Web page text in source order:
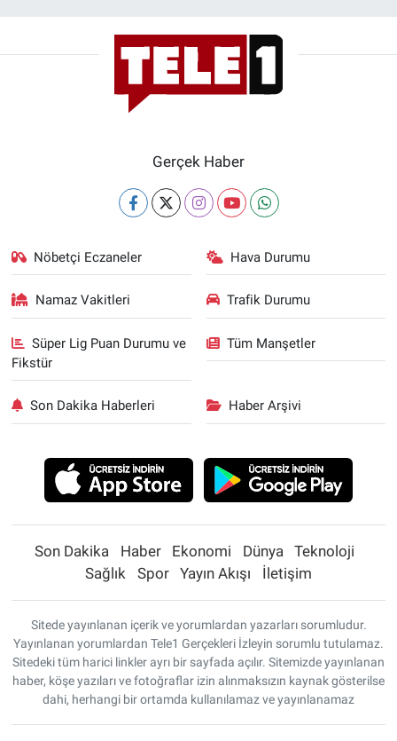
Gerçek Haber
Nöbetçi Eczaneler Hava Durumu
Namaz Vakitleri Trafik Durumu
Süper Lig Puan Durumu ve
Fikstür
Tüm Manşetler
Son Dakika Haberleri Haber Arşivi
Son Dakika Haber Ekonomi Dünya
Teknoloji
Sağlık
Spor Yayın Akışı İletişim
Sitede yayınlanan içerik ve yorumlardan yazarları sorumludur.
Yayınlanan yorumlardan Tele1 Gerçekleri İzleyin sorumlu tutulamaz.
Sitedeki tüm harici linkler ayrı bir sayfada açılır. Sitemizde yayınlanan
haber, köşe yazıları ve fotoğraflar izin alınmaksızın kaynak gösterilse
dahi, herhangi bir ortamda kullanılamaz ve yayınlanamaz